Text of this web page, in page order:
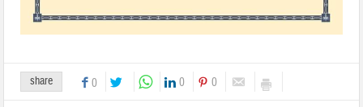
share 0 0 0